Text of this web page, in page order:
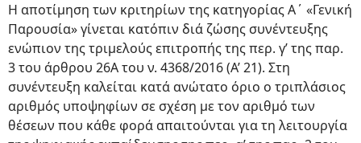
H αποτίμηση των κριτηρίων της κατηγορίας Α΄ «Γενική
Παρουσία» γίνεται κατόπιν διά ζώσης συνέντευξης
ενώπιον της τριμελούς επιτροπής της περ. γ’ της παρ.
3 του άρθρου 26Α του ν. 4368/2016 (Α’ 21). Στη
συνέντευξη καλείται κατά ανώτατο όριο ο τριπλάσιος
αριθμός υποψηφίων σε σχέση με τον αριθμό των
θέσεων που κάθε φορά απαιτούνται για τη λειτουργία